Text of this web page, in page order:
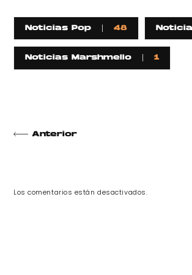
Noticias Pop 48
Noticias Marshmello 1
Anterior
Los comentarios están desactivados.